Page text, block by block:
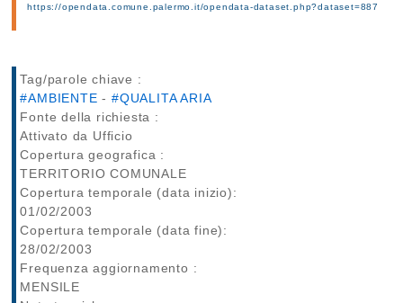
https://opendata.comune.palermo.it/opendata-dataset.php?dataset=887
Tag/parole chiave :
#AMBIENTE -#QUALITA ARIA
Fonte della richiesta :
Attivato da Ufficio
Copertura geografica :
TERRITORIO COMUNALE
Copertura temporale (data inizio):
01/02/2003
Copertura temporale (data fine):
28/02/2003
Frequenza aggiornamento :
MENSILE